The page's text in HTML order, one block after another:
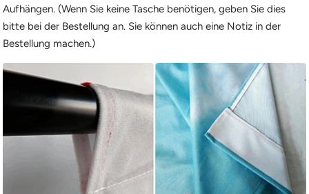
Aufhängen. (Wenn Sie keine Tasche benötigen, geben Sie dies
bitte bei der Bestellung an. Sie können auch eine Notiz in der
Bestellung machen.)